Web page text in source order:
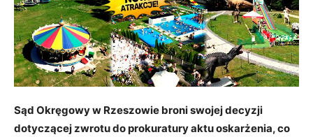
Sąd Okręgowy w Rzeszowie broni swojej decyzji
dotyczącej zwrotu do prokuratury aktu oskarżenia, co